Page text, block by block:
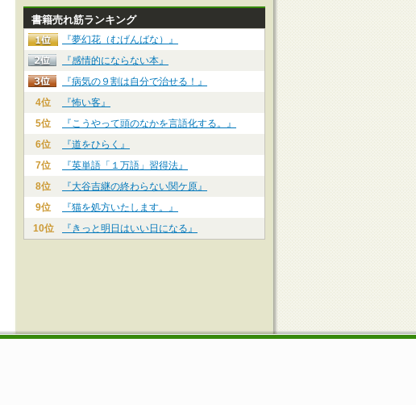
書籍売れ筋ランキング
『夢幻花（むげんばな）』
『感情的にならない本』
『病気の９割は自分で治せる！』
4位
『怖い客』
5位
『こうやって頭のなかを言語化する。』
6位
『道をひらく』
7位
『英単語「１万語」習得法』
8位
『大谷吉継の終わらない関ケ原』
9位
『猫を処方いたします。』
10位
『きっと明日はいい日になる』